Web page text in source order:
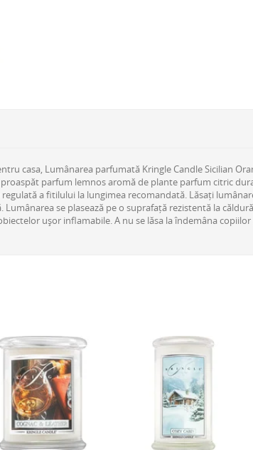
casa, Lumânarea parfumată Kringle Candle Sicilian
parfum lemnos aromă de plante parfum citric
a fitilului la lungimea recomandată. Lăsați
se plasează pe o suprafață rezistentă la
ușor inflamabile. A nu se lăsa la îndemâna